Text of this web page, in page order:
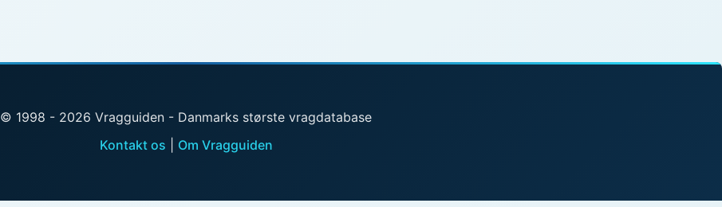
© 1998 - 2026 Vragguiden - Danmarks største vragdatabase
Kontakt os
Om Vragguiden